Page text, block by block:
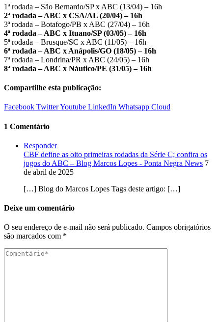
1ª rodada – São Bernardo/SP x ABC (13/04) – 16h
2ª rodada – ABC x CSA/AL (20/04) – 16h
3ª rodada – Botafogo/PB x ABC (27/04) – 16h
4ª rodada – ABC x Ituano/SP (03/05) – 16h
5ª rodada – Brusque/SC x ABC (11/05) – 16h
6ª rodada – ABC x Anápolis/GO (18/05) – 16h
7ª rodada – Londrina/PR x ABC (24/05) – 16h
8ª rodada – ABC x Náutico/PE (31/05) – 16h
Compartilhe esta publicação:
Facebook TwitterYoutube LinkedIn Whatsapp Cloud
1 Comentário
Responder
CBF define as oito primeiras rodadas da Série C; confira os
jogos do ABC – Blog Marcos Lopes - Ponta Negra News 7
de abril de 2025
[…] Blog do Marcos Lopes Tags deste artigo: […]
Deixe um comentário
O seu endereço de e-mail não será publicado. Campos obrigatórios
são marcados com *